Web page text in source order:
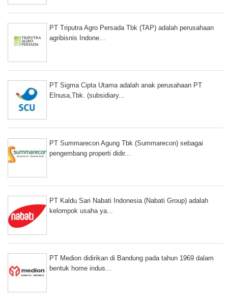
PT Triputra Agro Persada Tbk (TAP) adalah perusahaan
agribisnis Indone...
PT Sigma Cipta Utama adalah anak perusahaan PT
Elnusa,Tbk. (subsidiary...
PT Summarecon Agung Tbk (Summarecon) sebagai
pengembang properti didir...
PT Kaldu Sari Nabati Indonesia (Nabati Group) adalah
kelompok usaha ya...
PT Medion didirikan di Bandung pada tahun 1969 dalam
bentuk home indus...